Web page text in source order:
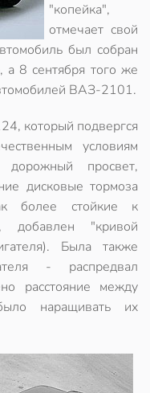
"копейка",
отмечает свой
был собран
а 8 сентября того же
ВАЗ-2101.
, который подвергся
условиям
дорожный просвет,
дисковые тормоза
более стойкие к
добавлен "кривой
Была также
- распредвал
расстояние между
наращивать их